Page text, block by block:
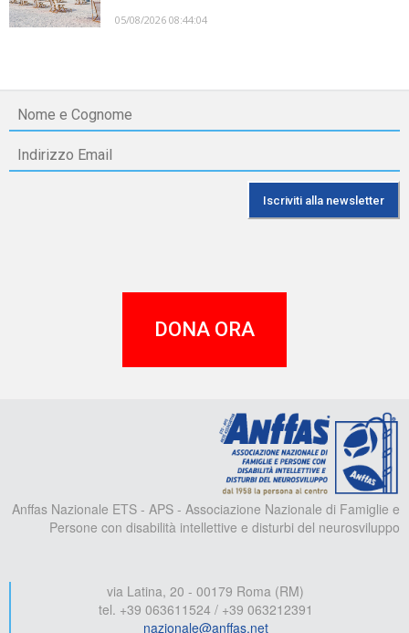
05/08/2026 08:44:04
DONA ORA
Anffas Nazionale ETS - APS - Associazione Nazionale di Famiglie e
Persone con disabilità intellettive e disturbi del neurosviluppo
via Latina, 20 - 00179 Roma (RM)
tel. +39 063611524 / +39 063212391
nazionale@anffas.net